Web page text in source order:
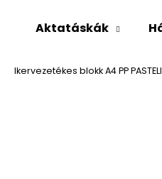
Aktatáskák
Ikervezetékes blokk A4 PP